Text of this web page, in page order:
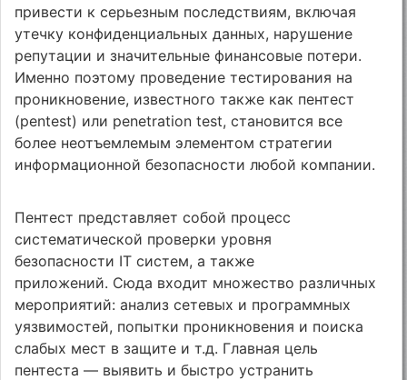
привести к серьезным последствиям, включая
утечку конфиденциальных данных, нарушение
репутации и значительные финансовые потери.
Именно поэтому проведение тестирования на
проникновение, известного также как пентест
(pentest) или penetration test, становится все
более неотъемлемым элементом стратегии
информационной безопасности любой компании.
Пентест представляет собой процесс
систематической проверки уровня
безопасности IT систем, а также
приложений. Сюда входит множество различных
мероприятий: анализ сетевых и программных
уязвимостей, попытки проникновения и поиска
слабых мест в защите и т.д. Главная цель
пентеста — выявить и быстро устранить